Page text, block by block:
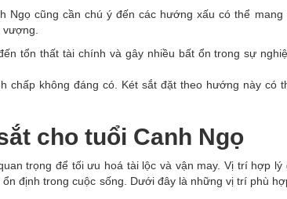
cũng cần chú ý đến các hướng xấu có thể mang
tổn thất tài chính và gây nhiều bất ổn trong sự
chấp không đáng có. Két sắt đặt theo hướng này có
cho tuổi Canh Ngọ
trọng để tối ưu hoá tài lộc và vận may. Vị trí hợp lý
định trong cuộc sống. Dưới đây là những vị trí phù